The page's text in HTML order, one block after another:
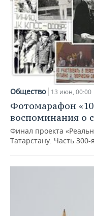
Общество 13 июн, 00:00
Фотомарафон
воспоминания о
Финал проекта
Татарстану. Часть 300-я